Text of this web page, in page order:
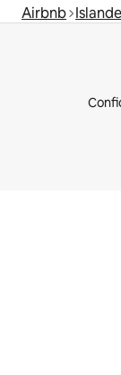
Airbnb Islande